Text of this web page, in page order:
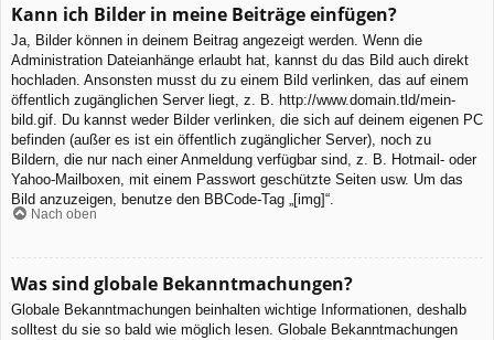
Kann ich Bilder in meine Beiträge einfügen?
Ja, Bilder können in deinem Beitrag angezeigt werden. Wenn die
Administration Dateianhänge erlaubt hat, kannst du das Bild auch direkt
hochladen. Ansonsten musst du zu einem Bild verlinken, das auf einem
öffentlich zugänglichen Server liegt, z. B. http://www.domain.tld/mein-
bild.gif. Du kannst weder Bilder verlinken, die sich auf deinem eigenen PC
befinden (außer es ist ein öffentlich zugänglicher Server), noch zu
Bildern, die nur nach einer Anmeldung verfügbar sind, z. B. Hotmail- oder
Yahoo-Mailboxen, mit einem Passwort geschützte Seiten usw. Um das
Bild anzuzeigen, benutze den BBCode-Tag „[img]“.
Nach oben
Was sind globale Bekanntmachungen?
Globale Bekanntmachungen beinhalten wichtige Informationen, deshalb
solltest du sie so bald wie möglich lesen. Globale Bekanntmachungen